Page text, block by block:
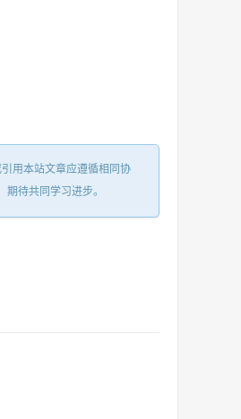
用本站文章应遵循相同协
待共同学习进步。